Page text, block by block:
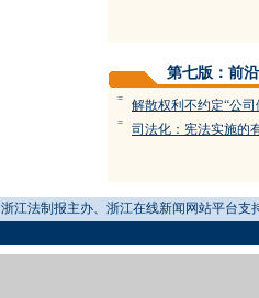
第七版：前沿
= 解散权利不约定“公司
= 司法化：宪法实施的
浙江法制报主办、浙江在线新闻网站平台